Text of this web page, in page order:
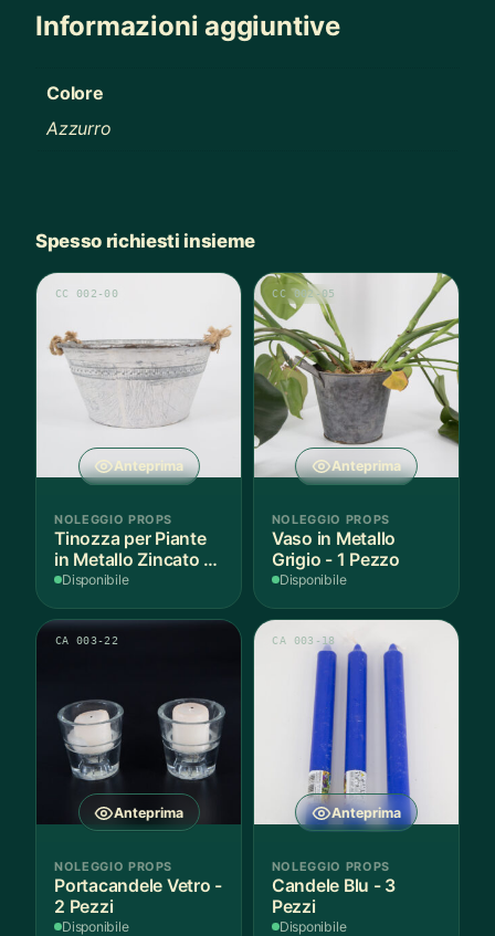
Informazioni aggiuntive
Colore
Azzurro
Spesso richiesti insieme
Anteprima
CC 002-00
NOLEGGIO PROPS
Tinozza per Piante
in Metallo Zincato -
1 Pezzo
Disponibile
Anteprima
CC 002-05
NOLEGGIO PROPS
Vaso in Metallo
Grigio - 1 Pezzo
Disponibile
Anteprima
CA 003-22
NOLEGGIO PROPS
Portacandele Vetro -
2 Pezzi
Disponibile
Anteprima
CA 003-18
NOLEGGIO PROPS
Candele Blu - 3
Pezzi
Disponibile